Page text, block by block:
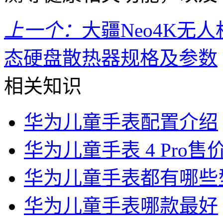
上一个： 大疆Neo4K无人
态硬盘散热器规格及参数
相关知识
华为儿童手表配置介绍
华为儿童手表 4 Pro售
华为儿童手表都有哪些
华为儿童手表哪款最好